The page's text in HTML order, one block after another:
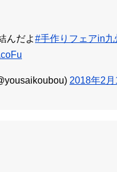
んだよ#手作りフェアin九
2018年2